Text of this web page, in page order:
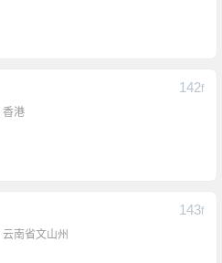
香港
142F
云南省文山州
143F